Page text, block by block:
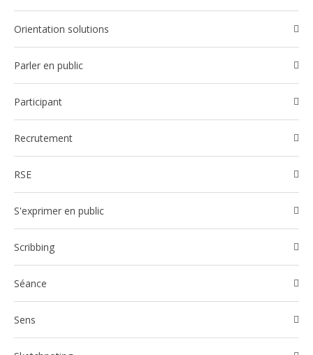
Orientation solutions
Parler en public
participant
Recrutement
RSE
S'exprimer en public
Scribbing
Séance
Sens